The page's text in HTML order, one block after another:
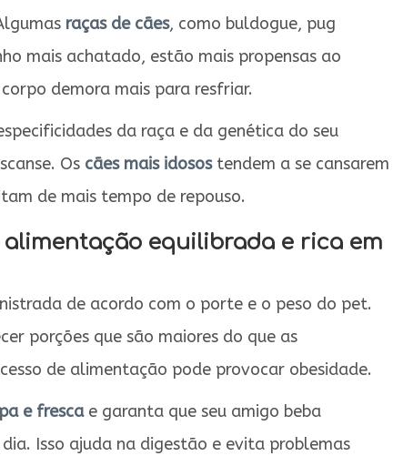
raças de cães, como buldogue, pug
mais achatado, estão mais propensas ao
demora mais para resfriar.
da raça e da genética do seu
Os cães mais idosostendem a se cansarem
de mais tempo de repouso.
alimentação equilibrada e rica em
de acordo com o porte e o peso do pet.
porções que são maiores do que as
de alimentação pode provocar obesidade.
e frescae garanta que seu amigo beba
Isso ajuda na digestão e evita problemas